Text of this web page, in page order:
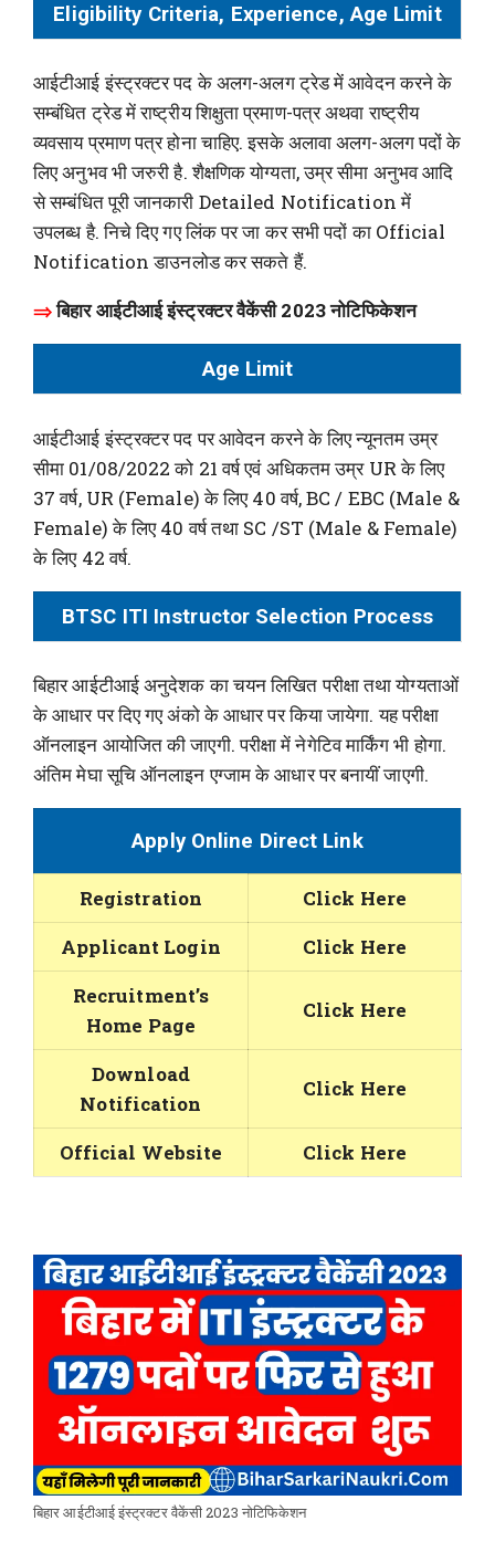
Eligibility Criteria, Experience, Age Limit
आईटीआई इंस्ट्रक्टर पद के अलग-अलग ट्रेड में आवेदन करने के
सम्बंधित ट्रेड में राष्ट्रीय शिक्षुता प्रमाण-पत्र अथवा राष्ट्रीय
व्यवसाय प्रमाण पत्र होना चाहिए. इसके अलावा अलग-अलग पदों के
लिए अनुभव भी जरुरी है. शैक्षणिक योग्यता, उम्र सीमा अनुभव आदि
से सम्बंधित पूरी जानकारी Detailed Notification में
उपलब्ध है. निचे दिए गए लिंक पर जा कर सभी पदों का Official
Notification डाउनलोड कर सकते हैं.
⇒बिहार आईटीआई इंस्ट्रक्टर वैकेंसी 2023 नोटिफिकेशन
Age Limit
आईटीआई इंस्ट्रक्टर पद पर आवेदन करने के लिए न्यूनतम उम्र
सीमा 01/08/2022 को 21 वर्ष एवं अधिकतम उम्र UR के लिए
37 वर्ष, UR (Female) के लिए 40 वर्ष, BC / EBC (Male &
Female) के लिए 40 वर्ष तथा SC /ST (Male & Female)
के लिए 42 वर्ष.
BTSC ITI Instructor Selection Process
बिहार आईटीआई अनुदेशक का चयन लिखित परीक्षा तथा योग्यताओं
के आधार पर दिए गए अंको के आधार पर किया जायेगा. यह परीक्षा
ऑनलाइन आयोजित की जाएगी. परीक्षा में नेगेटिव मार्किंग भी होगा.
अंतिम मेघा सूचि ऑनलाइन एग्जाम के आधार पर बनायीं जाएगी.
Apply Online Direct Link
Registration
Click Here
Applicant Login
Click Here
Recruitment’s
Home Page
Click Here
Download
Notification
Click Here
Official Website Click Here
बिहार आईटीआई इंस्ट्रक्टर वैकेंसी 2023 नोटिफिकेशन